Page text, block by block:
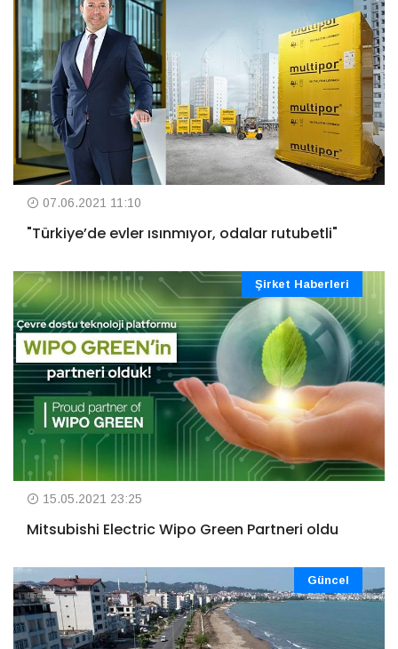
07.06.2021 11:10
"Türkiye’de evler ısınmıyor, odalar rutubetli"
Şirket Haberleri
15.05.2021 23:25
Mitsubishi Electric Wipo Green Partneri oldu
Güncel